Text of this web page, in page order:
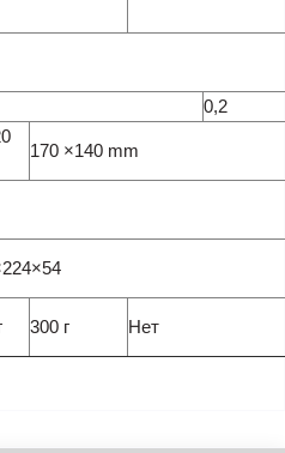
0,2
170 ×140 mm
300 г Нет